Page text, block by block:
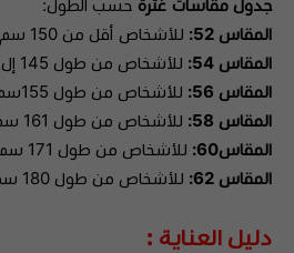
جدول مقاسات غترة حسب الطول:
المقاس 52:
للأشخاص أقل من 150 سم.
المقاس 54:
للأشخاص من طول 145 إل 150 سم.
المقاس 56:
للأشخاص من طول 155سم إلى160 سم.
المقاس 58:
للأشخاص من طول 161 سم إلى 170 سم.
المقاس60:
للأشخاص من طول 171 سم إلى 180 سم.
المقاس 62:
للأشخاص من طول 180 سم وأكثر
دليل العناية :